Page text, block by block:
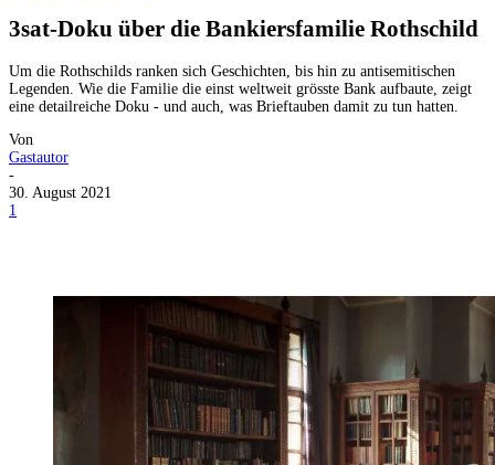
3sat-Doku über die Bankiersfamilie Rothschild
Um die Rothschilds ranken sich Geschichten, bis hin zu antisemitischen
Legenden. Wie die Familie die einst weltweit grösste Bank aufbaute, zeigt
eine detailreiche Doku - und auch, was Brieftauben damit zu tun hatten.
Von
Gastautor
-
30. August 2021
1